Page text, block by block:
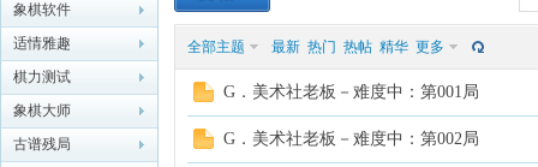
象棋软件
适情雅趣
棋力测试
象棋大师
古谱残局
全部主题 最新 热门 热帖 精华 更多
G．美术社老板－难度中：第001局
G．美术社老板－难度中：第002局